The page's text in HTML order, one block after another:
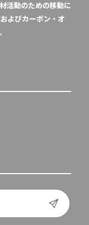
活動のための移動に
よびカーボン・オ